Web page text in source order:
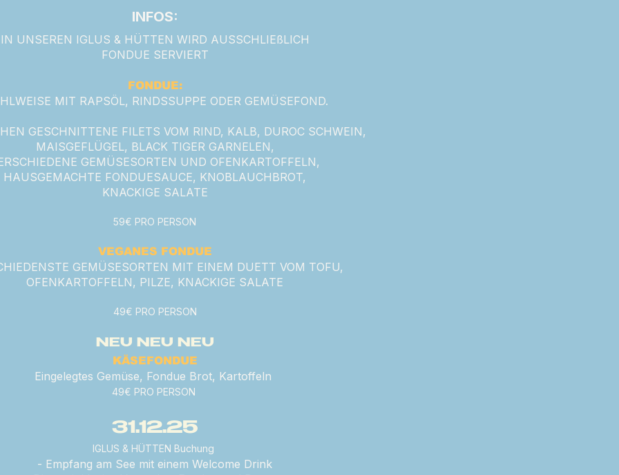
INFOS:
IN UNSEREN IGLUS & HÜTTEN WIRD AUSSCHLIEßLICH
FONDUE SERVIERT
FONDUE:
MIT RAPSÖL, RINDSSUPPE ODER GEMÜSEFOND.
GESCHNITTENE FILETS VOM RIND, KALB, DUROC SCHWEIN,
MAISGEFLÜGEL, BLACK TIGER GARNELEN,
GEMÜSESORTEN UND OFENKARTOFFELN,
HAUSGEMACHTE FONDUESAUCE, KNOBLAUCHBROT,
KNACKIGE SALATE
59€ PRO PERSON
VEGANES FONDUE
GEMÜSESORTEN MIT EINEM DUETT VOM TOFU,
OFENKARTOFFELN, PILZE, KNACKIGE SALATE
49€ PRO PERSON
NEU NEU NEU
KÄSEFONDUE
Eingelegtes Gemüse, Fondue Brot, Kartoffeln
49€ PRO PERSON
31.12.25
IGLUS & HÜTTEN Buchung
- Empfang am See mit einem Welcome Drink